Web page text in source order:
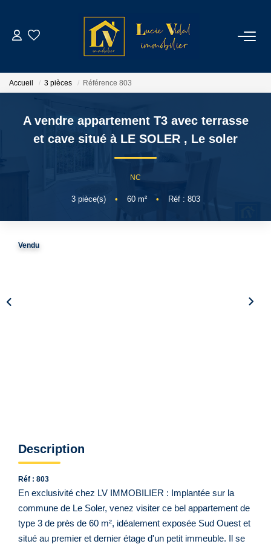
GESTION LOCATIVE
Accueil 3 pièces Référence 803
A vendre appartement T3 avec terrasse
et cave situé à LE SOLER , Le soler
NC
3pièce(s) • 60m² • Réf : 803
Vendu
Description
Réf : 803
En exclusivité chez LV IMMOBILIER : Implantée sur la
commune de Le Soler, venez visiter ce bel appartement de
type 3 de près de 60 m², idéalement exposée Sud Ouest et
situé au premier et dernier étage d'un petit immeuble. Il se